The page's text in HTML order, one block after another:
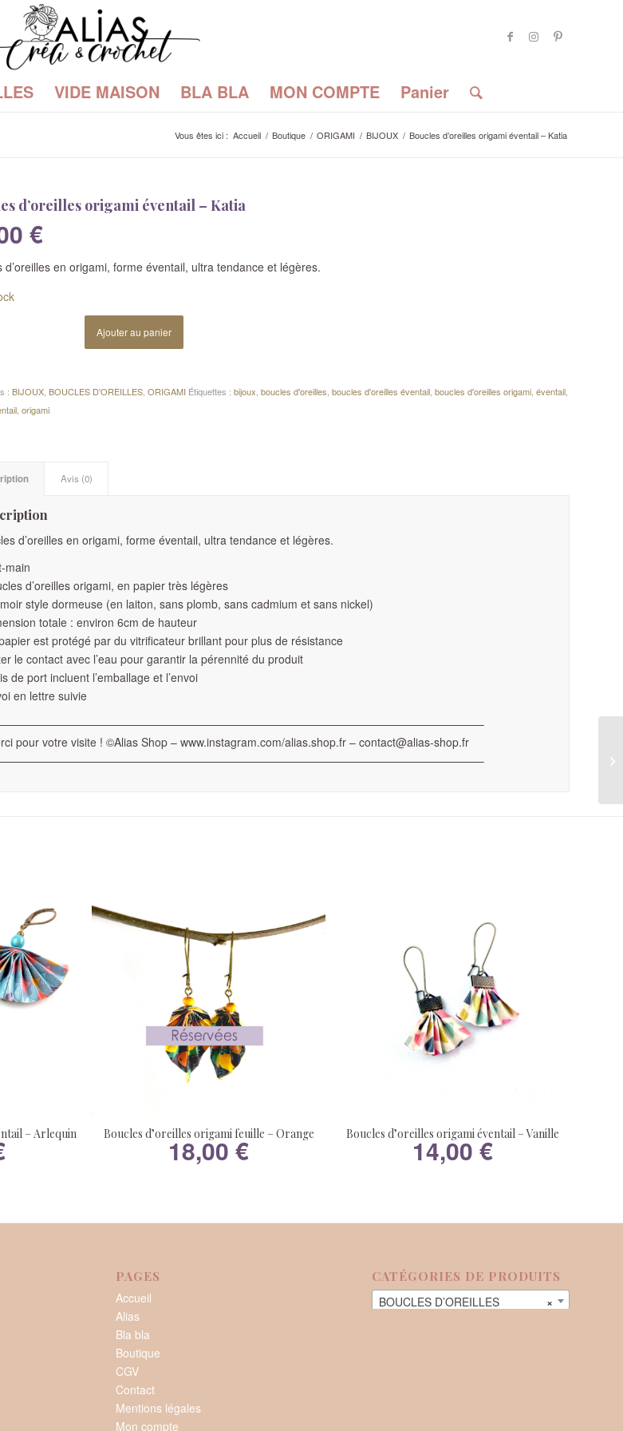
VIDE MAISON BLA BLA MON COMPTE Panier
Vous êtes ici : Accueil / Boutique / ORIGAMI / BIJOUX / Boucles d’oreilles origami éventail – Katia
d’oreilles origami éventail – Katia
€
d’oreilles en origami, forme éventail, ultra tendance et légères.
Ajouter au panier
: BIJOUX BOUCLES D'OREILLES ,ORIGAMI Étiquettes :bijoux ,boucles d'oreilles ,boucles d'oreilles éventail ,boucles d'oreilles origami ,éventail
,origami
Avis (0)
d’oreilles en origami, forme éventail, ultra tendance et légères.
main
d’oreilles origami, en papier très légères
style dormeuse (en laiton, sans plomb, sans cadmium et sans nickel)
totale : environ 6cm de hauteur
est protégé par du vitrificateur brillant pour plus de résistance
le contact avec l’eau pour garantir la pérennité du produit
de port incluent l’emballage et l’envoi
en lettre suivie
pour votre visite ! ©Alias Shop – www.instagram.com/alias.shop.fr – contact@alias-shop.fr
– Arlequin Boucles d’oreilles origami feuille – Orange
18,00€ Boucles d’oreilles origami éventail – Vanille
14,00 €
PAGES
Accueil
Alias
Bla bla
Boutique
CGV
Contact
Mentions légales
Mon compte
CATÉGORIES DE PRODUITS
×
BOUCLES D’OREILLES